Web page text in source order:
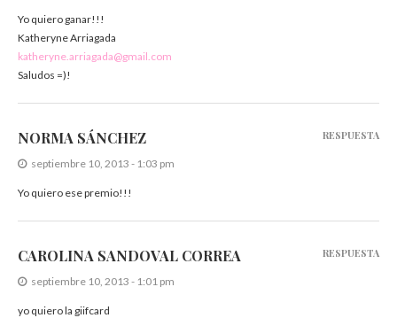
Yo quiero ganar!!!
Katheryne Arriagada
katheryne.arriagada@gmail.com
Saludos =)!
NORMA SÁNCHEZ
septiembre 10, 2013 - 1:03 pm
Yo quiero ese premio!!!
RESPUESTA
CAROLINA SANDOVAL CORREA
septiembre 10, 2013 - 1:01 pm
yo quiero la giifcard
RESPUESTA